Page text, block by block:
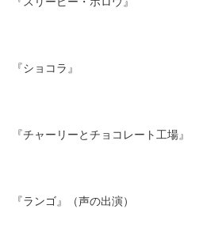
『ショコラ』
『チャーリーとチョコレート工場』
『ランゴ』（声の出演）